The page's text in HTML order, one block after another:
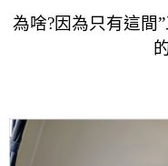
為啥?因為只有這間